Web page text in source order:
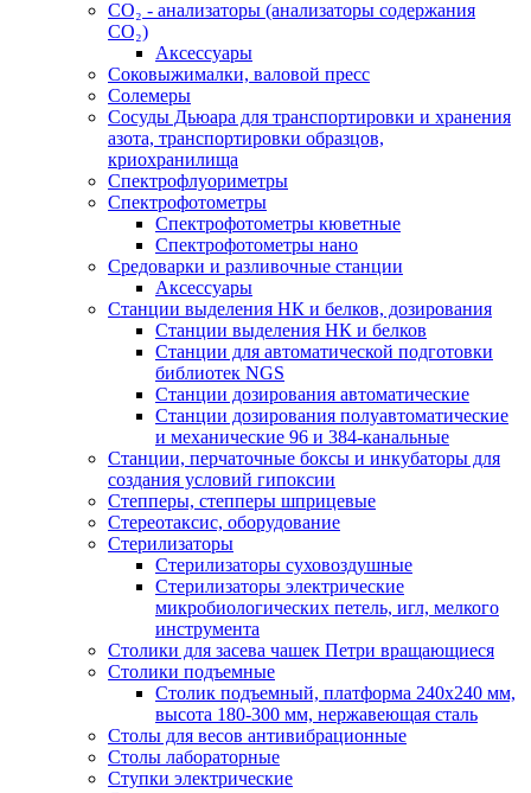
СО₂ - анализаторы (анализаторы содержания
СО₂)
Аксессуары
Соковыжималки, валовой пресс
Солемеры
Сосуды Дьюара для транспортировки и хранения
азота, транспортировки образцов,
криохранилища
Спектрофлуориметры
Спектрофотометры
Спектрофотометры кюветные
Спектрофотометры нано
Средоварки и разливочные станции
Аксессуары
Станции выделения НК и белков, дозирования
Станции выделения НК и белков
Станции для автоматической подготовки
библиотек NGS
Станции дозирования автоматические
Станции дозирования полуавтоматические
и механические 96 и 384-канальные
Станции, перчаточные боксы и инкубаторы для
создания условий гипоксии
Степперы, степперы шприцевые
Стереотаксис, оборудование
Стерилизаторы
Стерилизаторы суховоздушные
Стерилизаторы электрические
микробиологических петель, игл, мелкого
инструмента
Столики для засева чашек Петри вращающиеся
Столики подъемные
Столик подъемный, платформа 240х240 мм,
высота 180-300 мм, нержавеющая сталь
Столы для весов антивибрационные
Столы лабораторные
Ступки электрические